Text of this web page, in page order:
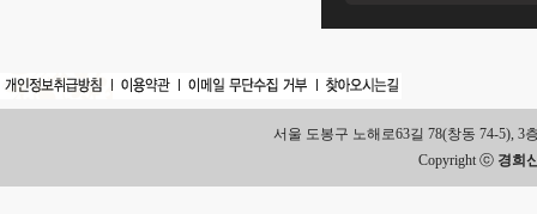
서울 도봉구 노해로63길 78(창동 74-5), 3
Copyright ⓒ 경희